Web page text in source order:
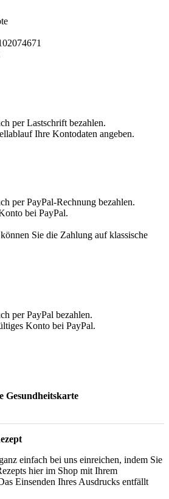
per Lastschrift bezahlen.
Ihre Kontodaten angeben.
per PayPal-Rechnung bezahlen.
bei PayPal.
Sie die Zahlung auf klassische
per PayPal bezahlen.
Konto bei PayPal.
Gesundheitskarte
einfach bei uns einreichen, indem Sie
hier im Shop mit Ihrem
Einsenden Ihres Ausdrucks entfällt